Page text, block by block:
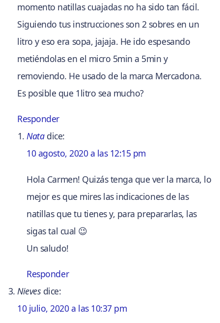
momento natillas cuajadas no ha sido tan fácil.
Siguiendo tus instrucciones son 2 sobres en un
litro y eso era sopa, jajaja. He ido espesando
metiéndolas en el micro 5min a 5min y
removiendo. He usado de la marca Mercadona.
Es posible que 1litro sea mucho?
Responder
Nata dice:
10 agosto, 2020 a las 12:15 pm
Hola Carmen! Quizás tenga que ver la marca, lo
mejor es que mires las indicaciones de las
natillas que tu tienes y, para prepararlas, las
sigas tal cual 😉
Un saludo!
Responder
Nieves dice:
10 julio, 2020 a las 10:37 pm